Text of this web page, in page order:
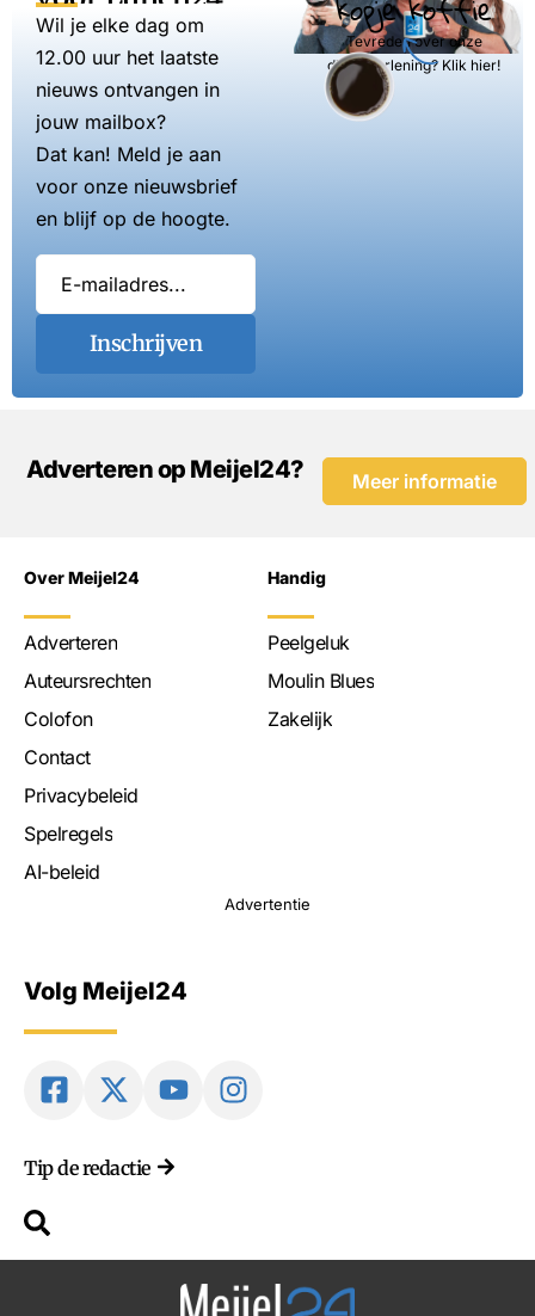
Wil je elke dag om
12.00 uur het laatste
nieuws ontvangen in
jouw mailbox?
Dat kan! Meld je aan
voor onze nieuwsbrief
en blijf op de hoogte.
Inschrijven
Tevreden over onze
dienstverlening? Klik hier!
Adverteren op Meijel24? Meer informatie
Over Meijel24
Adverteren
Auteursrechten
Colofon
Contact
Privacybeleid
Spelregels
AI-beleid
Handig
Peelgeluk
Moulin Blues
Zakelijk
Advertentie
Volg Meijel24
Tip de redactie